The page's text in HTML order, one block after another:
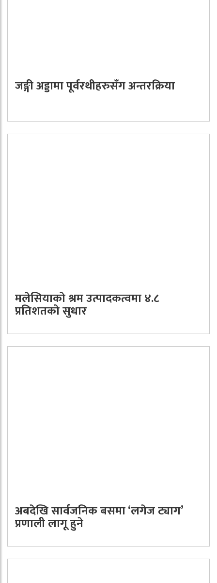
जङ्गी अड्डामा पूर्वरथीहरुसँग अन्तरक्रिया
मलेसियाको श्रम उत्पादकत्वमा ४.८
प्रतिशतको सुधार
अबदेखि सार्वजनिक बसमा ‘लगेज ट्याग’
प्रणाली लागू हुने